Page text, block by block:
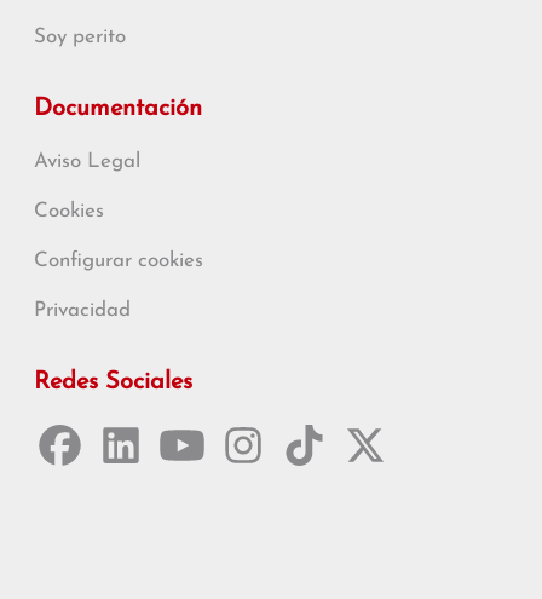
Soy perito
Documentación
Aviso Legal
Cookies
Configurar cookies
Privacidad
Redes Sociales